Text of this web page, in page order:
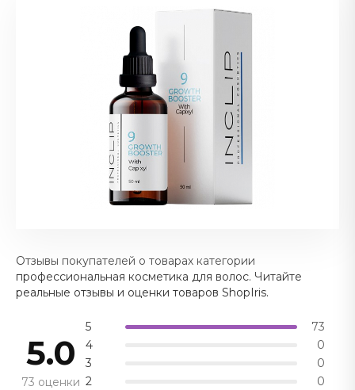
Отзывы покупателей о товарах категории
профессиональная косметика для волос. Читайте
реальные отзывы и оценки товаров ShopIris.
5.0
73 оценки
5
73
4
0
3
0
2
0